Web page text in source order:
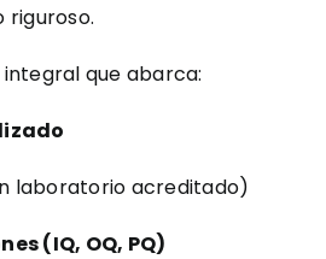
que abarca:
laboratorio acreditado)
(IQ, OQ, PQ)